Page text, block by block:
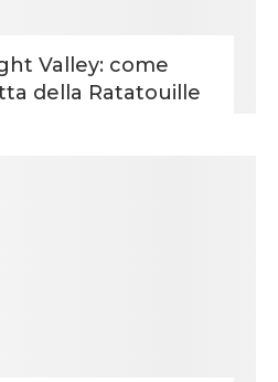
Valley: come
della Ratatouille